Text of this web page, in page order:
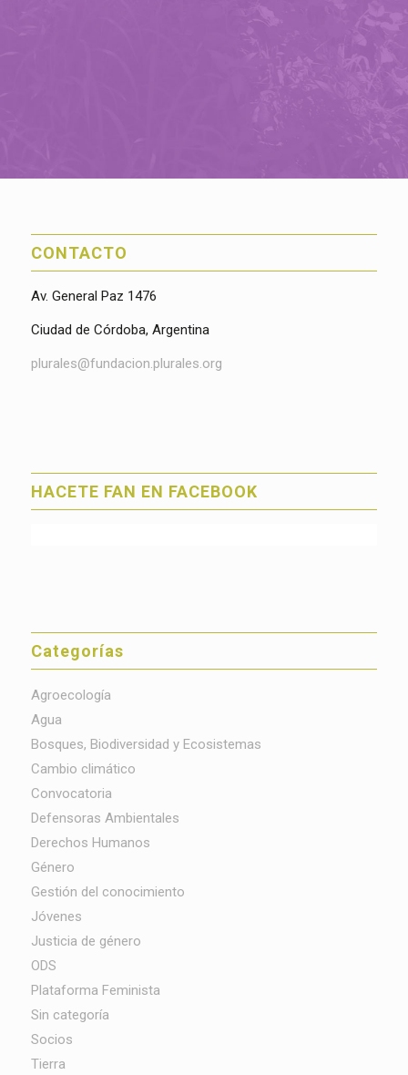
CONTACTO
Av. General Paz 1476
Ciudad de Córdoba, Argentina
plurales@fundacion.plurales.org
HACETE FAN EN FACEBOOK
Categorías
Agroecología
Agua
Bosques, Biodiversidad y Ecosistemas
Cambio climático
Convocatoria
Defensoras Ambientales
Derechos Humanos
Género
Gestión del conocimiento
Jóvenes
Justicia de género
ODS
Plataforma Feminista
Sin categoría
Socios
Tierra